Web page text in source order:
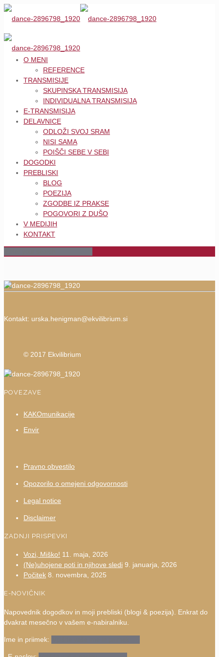
O MENI
REFERENCE
TRANSMISIJE
SKUPINSKA TRANSMISIJA
INDIVIDUALNA TRANSMISIJA
E-TRANSMISIJA
DELAVNICE
ODLOŽI SVOJ SRAM
NISI SAMA
POIŠČI SEBE V SEBI
DOGODKI
PREBLISKI
BLOG
POEZIJA
ZGODBE IZ PRAKSE
POGOVORI Z DUŠO
V MEDIJIH
KONTAKT
Kontakt: urska.henigman@ekvilibrium.si
© 2017 Ekvilibrium
POVEZAVE
KAKOmunikacije
Envir
Pravno obvestilo
Opozorilo o omejeni odgovornosti
Legal notice
Disclaimer
ZADNJI PRISPEVKI
Vozi, Miško! 11. maja, 2026
(Ne)uhojene poti in njihove sledi 9. januarja, 2026
Počitek 8. novembra, 2025
E-NOVIČNIK
Napovednik dogodkov in moji prebliski (blogi & poezija). Enkrat do
dvakrat mesečno v vašem e-nabiralniku.
Ime in priimek: